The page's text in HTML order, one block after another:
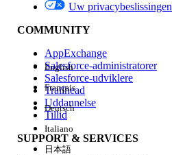
Version
Experience
Uw privacybeslissingen
COMMUNITY
AppExchange
Salesforce-administratorer
Salesforce-udviklere
Trailhead
Uddannelse
Tillid
SUPPORT & SERVICES
English
Français
Deutsch
Italiano
日本語